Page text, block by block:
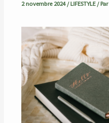
2 novembre 2024/LIFESTYLE/ Par